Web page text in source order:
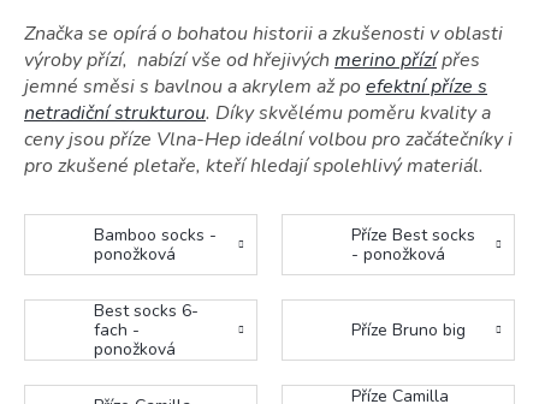
Značka se opírá o bohatou historii a zkušenosti v oblasti
výroby přízí, nabízí vše od hřejivých merino přízípřes
jemné směsi s bavlnou a akrylem až poefektní příze s
netradiční strukturou. Díky skvělému poměru kvality a
ceny jsou příze Vlna-Hep ideální volbou pro začátečníky i
pro zkušené pletaře, kteří hledají spolehlivý materiál.
Bamboo socks -
ponožková
Příze Best socks
- ponožková
Best socks 6-
fach -
ponožková
Příze Bruno big
Příze Camilla